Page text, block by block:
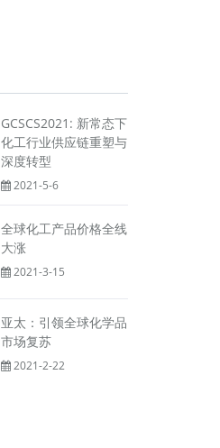
GCSCS2021: 新常态下
化工行业供应链重塑与
深度转型
2021-5-6
全球化工产品价格全线
大涨
2021-3-15
亚太：引领全球化学品
市场复苏
2021-2-22